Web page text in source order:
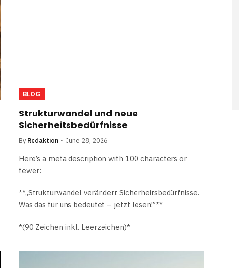
BLOG
Strukturwandel und neue
Sicherheitsbedürfnisse
By Redaktion June 28, 2026
Here’s a meta description with 100 characters or
fewer:
**„Strukturwandel verändert Sicherheitsbedürfnisse.
Was das für uns bedeutet – jetzt lesen!”**
*(90 Zeichen inkl. Leerzeichen)*